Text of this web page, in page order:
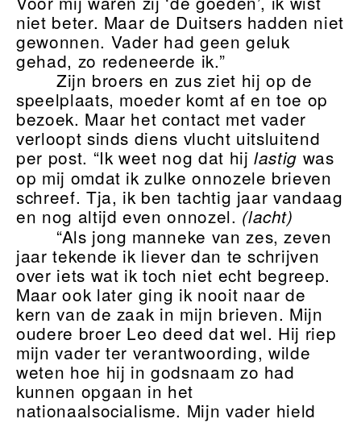
niet beter. Maar de Duitsers hadden niet
gewonnen. Vader had geen geluk
gehad, zo redeneerde ik.”
Zijn broers en zus ziet hij op de
speelplaats, moeder komt af en toe op
bezoek. Maar het contact met vader
verloopt sinds diens vlucht uitsluitend
per post. “Ik weet nog dat hijlastig was
op mij omdat ik zulke onnozele brieven
schreef. Tja, ik ben tachtig jaar vandaag
en nog altijd even onnozel.(lacht)
“Als jong manneke van zes, zeven
jaar tekende ik liever dan te schrijven
over iets wat ik toch niet echt begreep.
Maar ook later ging ik nooit naar de
kern van de zaak in mijn brieven. Mijn
oudere broer Leo deed dat wel. Hij riep
mijn vader ter verantwoording, wilde
weten hoe hij in godsnaam zo had
kunnen opgaan in het
nationaalsocialisme. Mijn vader hield